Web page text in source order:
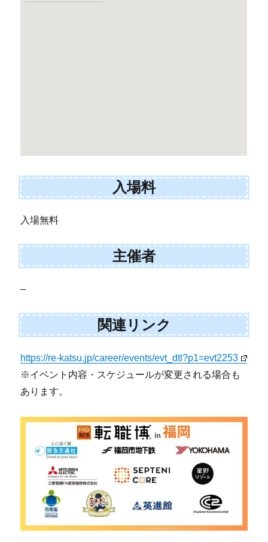
入場料
入場無料
主催者
–
関連リンク
https://re-katsu.jp/career/events/evt_dtl?p1=evt2253
※イベント内容・スケジュールが変更される場合も
あります。